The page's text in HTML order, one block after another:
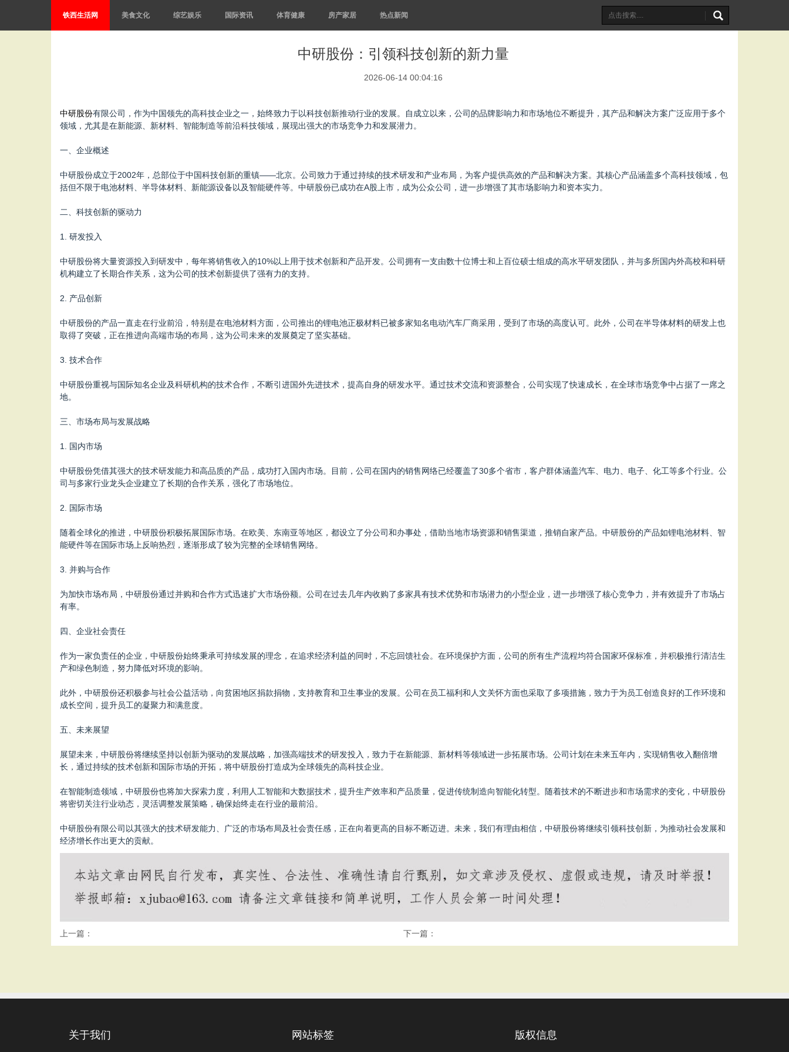
铁西生活网 美食文化 综艺娱乐 国际资讯 体育健康 房产家居 热点新闻
中研股份：引领科技创新的新力量
2026-06-14 00:04:16
中研股份有限公司，作为中国领先的高科技企业之一，始终致力于以科技创新推动行业的发展。自成立以来，公司的品牌影响力和市场地位不断提升，其产品和解决方案广泛应用于多个
领域，尤其是在新能源、新材料、智能制造等前沿科技领域，展现出强大的市场竞争力和发展潜力。
一、企业概述
中研股份成立于2002年，总部位于中国科技创新的重镇——北京。公司致力于通过持续的技术研发和产业布局，为客户提供高效的产品和解决方案。其核心产品涵盖多个高科技领域，包
括但不限于电池材料、半导体材料、新能源设备以及智能硬件等。中研股份已成功在A股上市，成为公众公司，进一步增强了其市场影响力和资本实力。
二、科技创新的驱动力
1. 研发投入
中研股份将大量资源投入到研发中，每年将销售收入的10%以上用于技术创新和产品开发。公司拥有一支由数十位博士和上百位硕士组成的高水平研发团队，并与多所国内外高校和科研
机构建立了长期合作关系，这为公司的技术创新提供了强有力的支持。
2. 产品创新
中研股份的产品一直走在行业前沿，特别是在电池材料方面，公司推出的锂电池正极材料已被多家知名电动汽车厂商采用，受到了市场的高度认可。此外，公司在半导体材料的研发上也
取得了突破，正在推进向高端市场的布局，这为公司未来的发展奠定了坚实基础。
3. 技术合作
中研股份重视与国际知名企业及科研机构的技术合作，不断引进国外先进技术，提高自身的研发水平。通过技术交流和资源整合，公司实现了快速成长，在全球市场竞争中占据了一席之
地。
三、市场布局与发展战略
1. 国内市场
中研股份凭借其强大的技术研发能力和高品质的产品，成功打入国内市场。目前，公司在国内的销售网络已经覆盖了30多个省市，客户群体涵盖汽车、电力、电子、化工等多个行业。公
司与多家行业龙头企业建立了长期的合作关系，强化了市场地位。
2. 国际市场
随着全球化的推进，中研股份积极拓展国际市场。在欧美、东南亚等地区，都设立了分公司和办事处，借助当地市场资源和销售渠道，推销自家产品。中研股份的产品如锂电池材料、智
能硬件等在国际市场上反响热烈，逐渐形成了较为完整的全球销售网络。
3. 并购与合作
为加快市场布局，中研股份通过并购和合作方式迅速扩大市场份额。公司在过去几年内收购了多家具有技术优势和市场潜力的小型企业，进一步增强了核心竞争力，并有效提升了市场占
有率。
四、企业社会责任
作为一家负责任的企业，中研股份始终秉承可持续发展的理念，在追求经济利益的同时，不忘回馈社会。在环境保护方面，公司的所有生产流程均符合国家环保标准，并积极推行清洁生
产和绿色制造，努力降低对环境的影响。
此外，中研股份还积极参与社会公益活动，向贫困地区捐款捐物，支持教育和卫生事业的发展。公司在员工福利和人文关怀方面也采取了多项措施，致力于为员工创造良好的工作环境和
成长空间，提升员工的凝聚力和满意度。
五、未来展望
展望未来，中研股份将继续坚持以创新为驱动的发展战略，加强高端技术的研发投入，致力于在新能源、新材料等领域进一步拓展市场。公司计划在未来五年内，实现销售收入翻倍增
长，通过持续的技术创新和国际市场的开拓，将中研股份打造成为全球领先的高科技企业。
在智能制造领域，中研股份也将加大探索力度，利用人工智能和大数据技术，提升生产效率和产品质量，促进传统制造向智能化转型。随着技术的不断进步和市场需求的变化，中研股份
将密切关注行业动态，灵活调整发展策略，确保始终走在行业的最前沿。
中研股份有限公司以其强大的技术研发能力、广泛的市场布局及社会责任感，正在向着更高的目标不断迈进。未来，我们有理由相信，中研股份将继续引领科技创新，为推动社会发展和
经济增长作出更大的贡献。
上一篇： 下一篇：
关于我们 网站标签 版权信息